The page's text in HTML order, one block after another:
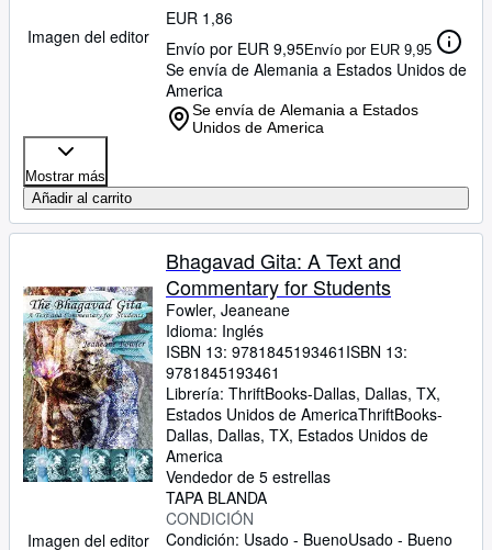
Imagen del editor
EUR 1,86
Envío por EUR 9,95Envío por EUR 9,95
Se envía de Alemania a Estados Unidos de
America
Se envía de Alemania a Estados
Unidos de America
Mostrar más
Añadir al carrito
Imagen del editor
Bhagavad Gita: A Text and
Commentary for Students
Fowler, Jeaneane
Idioma: Inglés
ISBN 13: 9781845193461 ISBN 13:
9781845193461
Librería: ThriftBooks-Dallas, Dallas, TX,
Estados Unidos de AmericaThriftBooks-
Dallas, Dallas, TX, Estados Unidos de
America
Vendedor de 5 estrellas
TAPA BLANDA
CONDICIÓN
Condición: Usado - BuenoUsado - Bueno